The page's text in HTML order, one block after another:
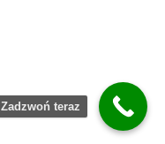
Zadzwoń teraz